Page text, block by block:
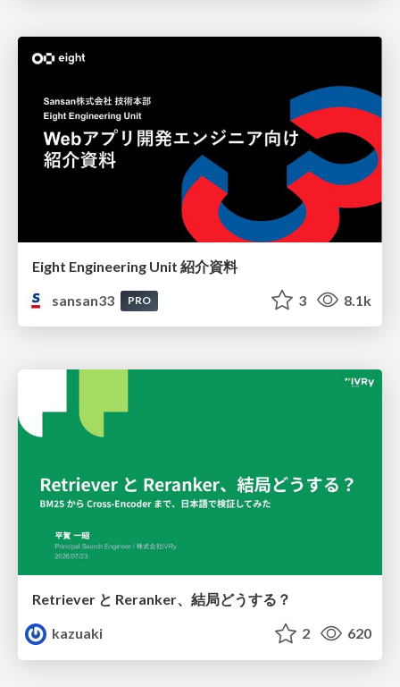
Eight Engineering Unit 紹介資料
sansan33
PRO 3 8.1k
Retriever と Reranker、結局どうする？
kazuaki
2 620